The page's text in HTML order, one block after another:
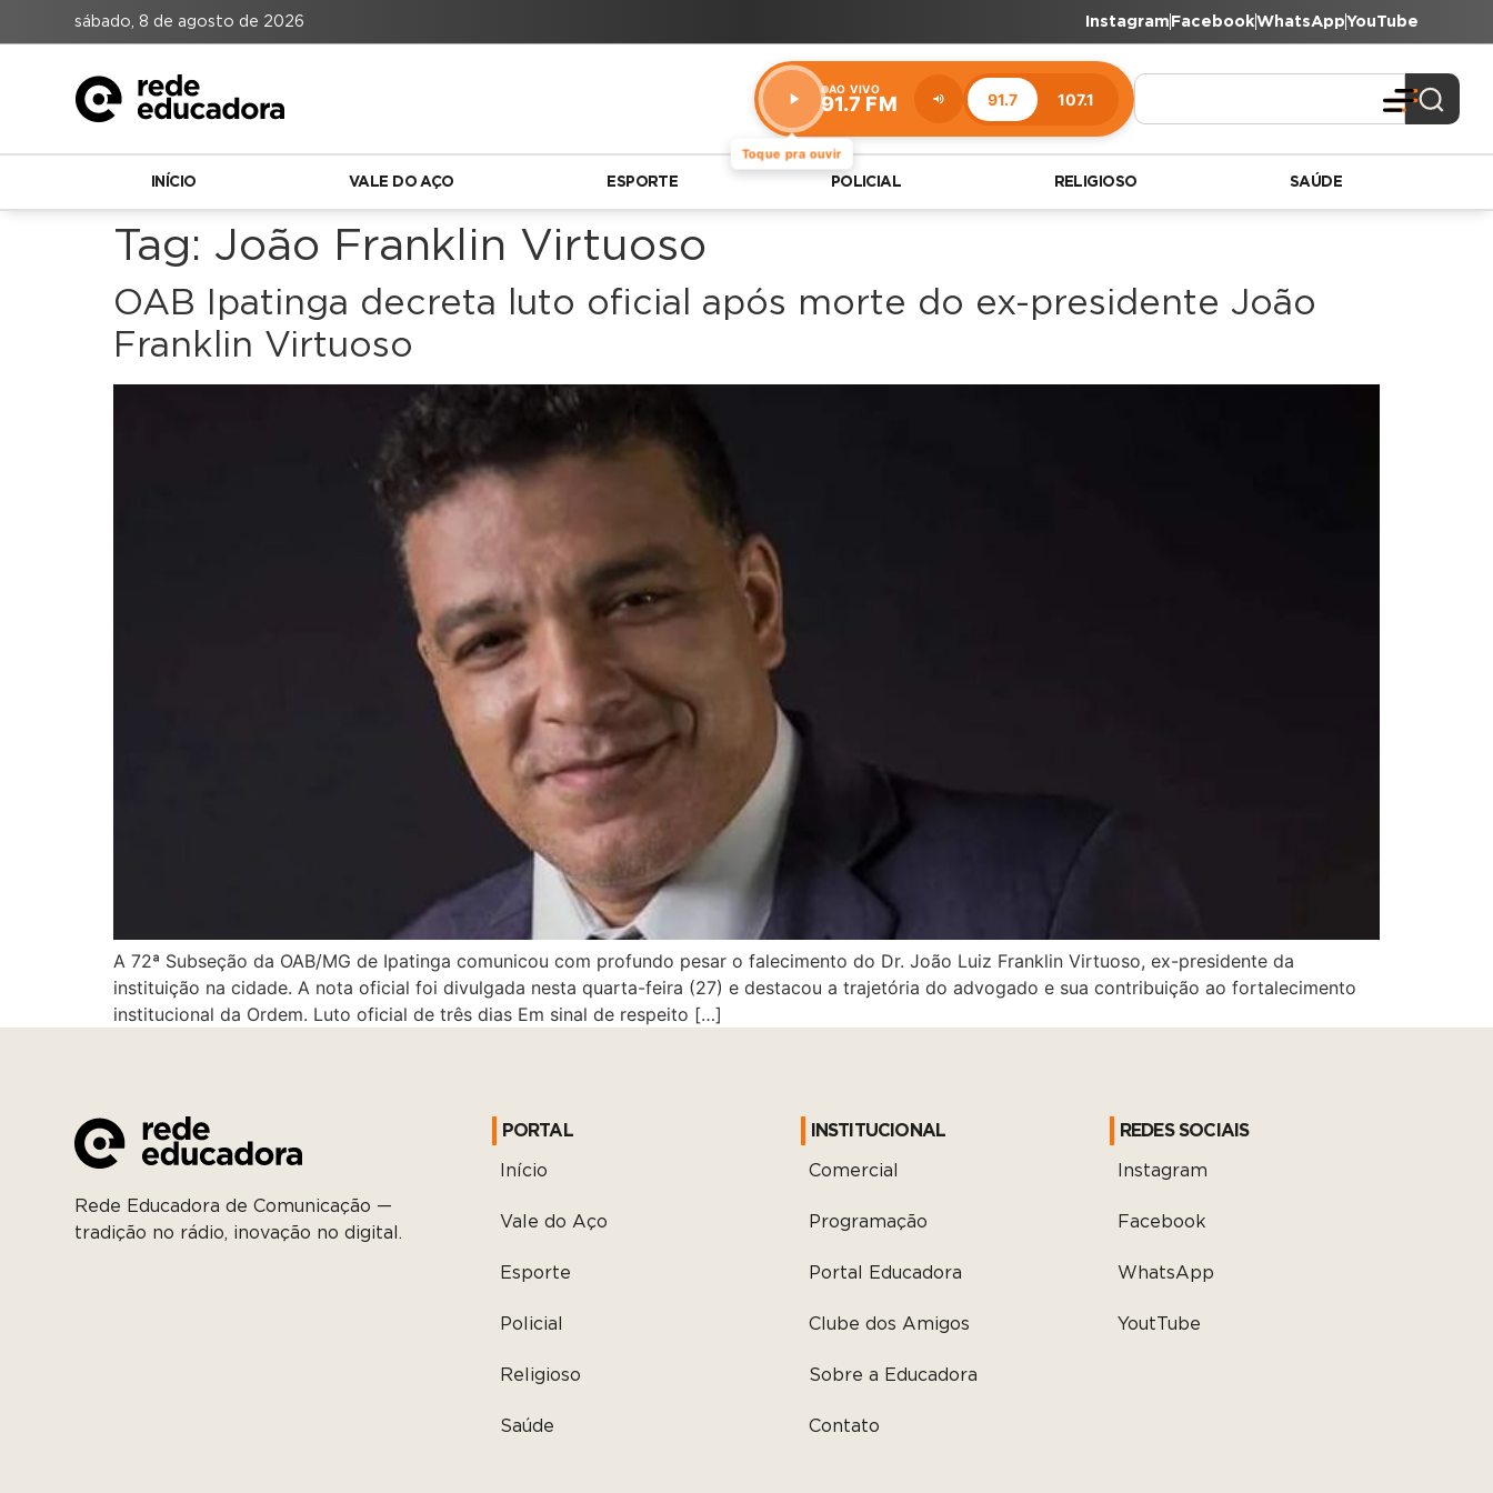
sábado, 8 de agosto de 2026 Instagram FacebookWhatsAppYouTube
Toque pra ouvir
AO VIVO
91.7 FM 91.7 107.1
Estação:
91.7
FM
INÍCIO VALE DO AÇO ESPORTE POLICIAL RELIGIOSO SAÚDE
Tag: João Franklin Virtuoso
OAB Ipatinga decreta luto oficial após morte do ex-presidente João
Franklin Virtuoso
A 72ª Subseção da OAB/MG de Ipatinga comunicou com profundo pesar o falecimento do Dr. João Luiz Franklin Virtuoso, ex-presidente da
instituição na cidade. A nota oficial foi divulgada nesta quarta-feira (27) e destacou a trajetória do advogado e sua contribuição ao fortalecimento
institucional da Ordem. Luto oficial de três dias Em sinal de respeito […]
Rede Educadora de Comunicação —
tradição no rádio, inovação no digital.
PORTAL
Início
Vale do Aço
Esporte
Policial
Religioso
Saúde
INSTITUCIONAL
Comercial
Programação
Portal Educadora
Clube dos Amigos
Sobre a Educadora
Contato
REDES SOCIAIS
Instagram
Facebook
WhatsApp
YoutTube